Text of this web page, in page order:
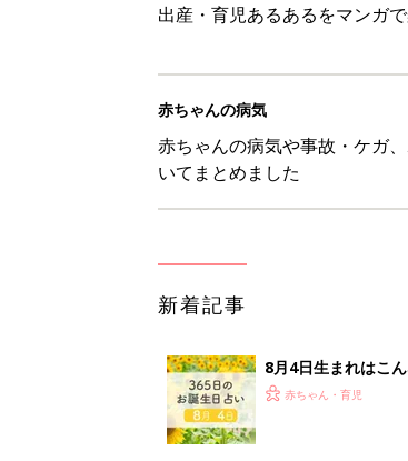
出産・育児あるあるをマンガ
赤ちゃんの病気
赤ちゃんの病気や事故・ケガ
いてまとめました
新着記事
8月4日生まれはこ
赤ちゃん・育児